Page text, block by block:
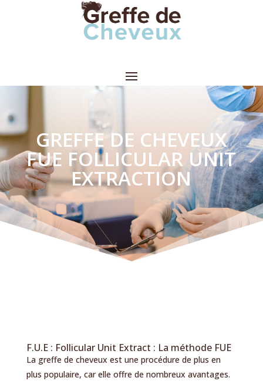
GREFFE DE CHEVEUX
FUE FOLLICULAR UNIT
EXTRACTION
F.U.E : Follicular Unit Extract : La méthode FUE
La greffe de cheveux est une procédure de plus en
plus populaire, car elle offre de nombreux avantages.